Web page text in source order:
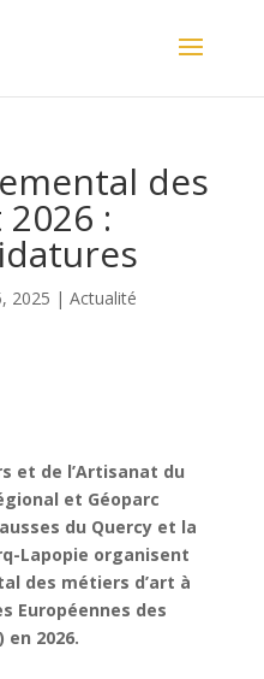
des
:
2025 | Actualité
et de l’Artisanat du
et Géoparc
du Quercy et la
Lapopie organisent
des métiers d’art à
Européennes des
en 2026.